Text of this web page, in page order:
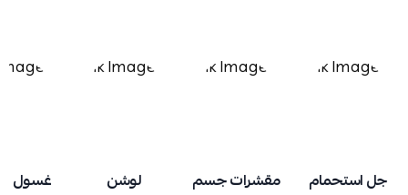
جل استحمام مقشرات جسم لوشن غسول